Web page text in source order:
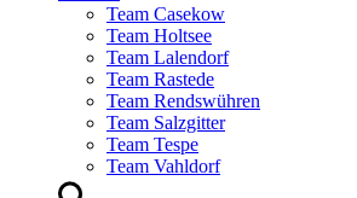
Team Casekow
Team Holtsee
Team Lalendorf
Team Rastede
Team Rendswühren
Team Salzgitter
Team Tespe
Team Vahldorf